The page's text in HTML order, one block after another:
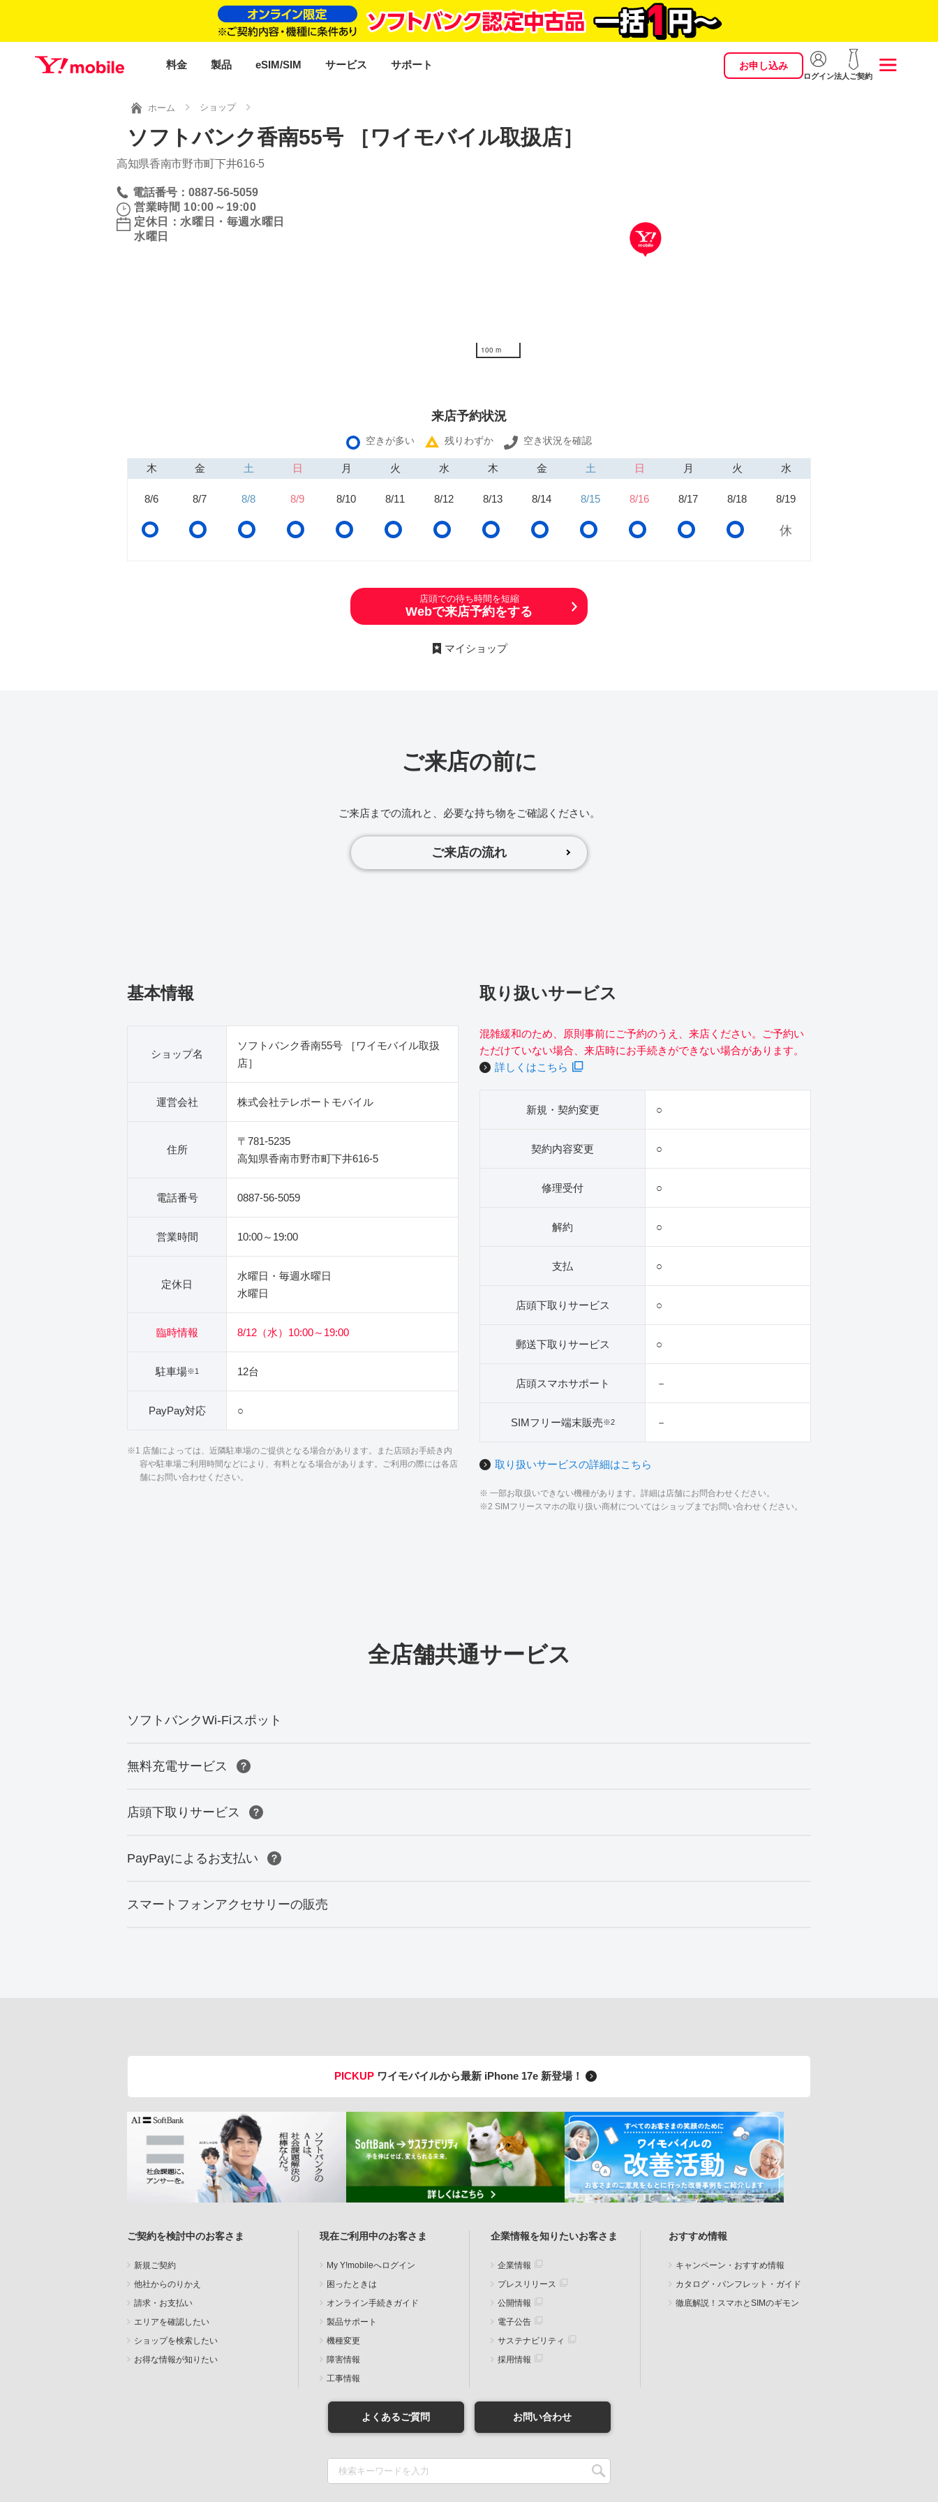
料金 製品 eSIM/SIM サービス サポート お申し込み
ログイン法人ご契約
ホーム ショップ
ソフトバンク香南55号 ［ワイモバイル取扱店］
高知県香南市野市町下井616‐5
電話番号：0887-56-5059
営業時間 10:00～19:00
定休日：水曜日・毎週水曜日
水曜日
100 m
来店予約状況
空きが多い 残りわずか 空き状況を確認
木 金 土 日 月 火 水 木 金 土 日 月 火 水
8/6 8/7 8/8 8/9 8/10 8/11 8/12 8/13 8/14 8/15 8/16 8/17 8/18 8/19
店頭での待ち時間を短縮
Webで来店予約をする
マイショップ
ご来店の前に
ご来店までの流れと、必要な持ち物をご確認ください。
ご来店の流れ
基本情報
ショップ名
ソフトバンク香南55号 ［ワイモバイル取扱
店］
運営会社 株式会社テレポートモバイル
住所
〒781-5235
高知県香南市野市町下井616‐5
電話番号 0887-56-5059
営業時間 10:00～19:00
定休日
水曜日・毎週水曜日
水曜日
臨時情報 8/12（水）10:00～19:00
駐車場※1 12台
PayPay対応 ○
※1 店舗によっては、近隣駐車場のご提供となる場合があります。また店頭お手続き内
容や駐車場ご利用時間などにより、有料となる場合があります。ご利用の際には各店
舗にお問い合わせください。
取り扱いサービス
混雑緩和のため、原則事前にご予約のうえ、来店ください。ご予約い
ただけていない場合、来店時にお手続きができない場合があります。
詳しくはこちら
新規・契約変更 ○
契約内容変更 ○
修理受付 ○
解約 ○
支払 ○
店頭下取りサービス ○
郵送下取りサービス ○
店頭スマホサポート －
SIMフリー端末販売※2 －
取り扱いサービスの詳細はこちら
※ 一部お取扱いできない機種があります。詳細は店舗にお問合わせください。
※2 SIMフリースマホの取り扱い商材についてはショップまでお問い合わせください。
全店舗共通サービス
ソフトバンクWi-Fiスポット
無料充電サービス
店頭下取りサービス
PayPayによるお支払い
スマートフォンアクセサリーの販売
PICKUP ワイモバイルから最新 iPhone 17e 新登場！
ご契約を検討中のお客さま
新規ご契約
他社からのりかえ
請求・お支払い
エリアを確認したい
ショップを検索したい
お得な情報が知りたい
現在ご利用中のお客さま
My Y!mobileへログイン
困ったときは
オンライン手続きガイド
製品サポート
機種変更
障害情報
工事情報
企業情報を知りたいお客さま
企業情報
プレスリリース
公開情報
電子公告
サステナビリティ
採用情報
おすすめ情報
キャンペーン・おすすめ情報
カタログ・パンフレット・ガイド
徹底解説！スマホとSIMのギモン
よくあるご質問 お問い合わせ